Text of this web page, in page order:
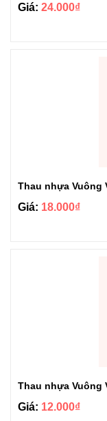
Giá: 24.000₫
Thau nhựa Vuông
Giá: 18.000₫
Thau nhựa Vuông
Giá: 12.000₫